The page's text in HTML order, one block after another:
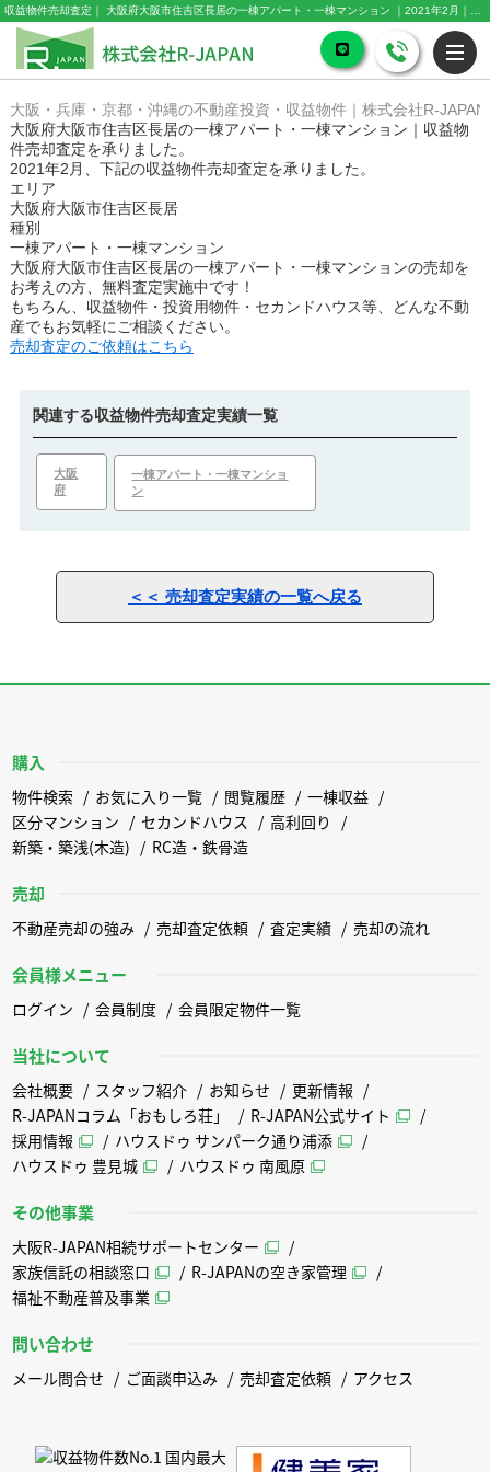
大阪・兵庫・京都・沖縄の不動産投資・収益物件｜株式会社R-JAPAN
大阪府大阪市住吉区長居の一棟アパート・一棟マンション｜収益物
件売却査定を承りました。
2021年2月、下記の収益物件売却査定を承りました。
エリア
大阪府大阪市住吉区長居
種別
一棟アパート・一棟マンション
大阪府大阪市住吉区長居の一棟アパート・一棟マンションの売却を
お考えの方、無料査定実施中です！
もちろん、収益物件・投資用物件・セカンドハウス等、どんな不動
産でもお気軽にご相談ください。
売却査定のご依頼はこちら
関連する収益物件売却査定実績一覧
大阪
府
一棟アパート・一棟マンショ
ン
＜＜ 売却査定実績の一覧へ戻る
購入
物件検索 お気に入り一覧 閲覧履歴
一棟収益
区分マンション
セカンドハウス
高利回り
新築・築浅(木造)
RC造・鉄骨造
売却
不動産売却の強み 売却査定依頼 査定実績 売却の流れ
会員様メニュー
ログイン 会員制度 会員限定物件一覧
当社について
会社概要 スタッフ紹介 お知らせ
更新情報
R-JAPANコラム「おもしろ荘」
R-JAPAN公式サイト
採用情報
ハウスドゥ サンパーク通り浦添
ハウスドゥ 豊見城
ハウスドゥ 南風原
その他事業
大阪R-JAPAN相続サポートセンター
家族信託の相談窓口
R-JAPANの空き家管理
福祉不動産普及事業
問い合わせ
メール問合せ ご面談申込み 売却査定依頼 アクセス